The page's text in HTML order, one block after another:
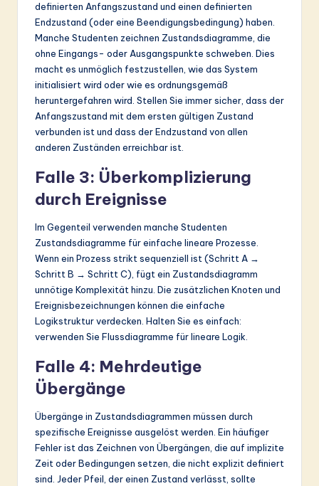
definierten Anfangszustand und einen definierten
Endzustand (oder eine Beendigungsbedingung) haben.
Manche Studenten zeichnen Zustandsdiagramme, die
ohne Eingangs- oder Ausgangspunkte schweben. Dies
macht es unmöglich festzustellen, wie das System
initialisiert wird oder wie es ordnungsgemäß
heruntergefahren wird. Stellen Sie immer sicher, dass der
Anfangszustand mit dem ersten gültigen Zustand
verbunden ist und dass der Endzustand von allen
anderen Zuständen erreichbar ist.
Falle 3: Überkomplizierung
durch Ereignisse
Im Gegenteil verwenden manche Studenten
Zustandsdiagramme für einfache lineare Prozesse.
Wenn ein Prozess strikt sequenziell ist (Schritt A →
Schritt B → Schritt C), fügt ein Zustandsdiagramm
unnötige Komplexität hinzu. Die zusätzlichen Knoten und
Ereignisbezeichnungen können die einfache
Logikstruktur verdecken. Halten Sie es einfach:
verwenden Sie Flussdiagramme für lineare Logik.
Falle 4: Mehrdeutige
Übergänge
Übergänge in Zustandsdiagrammen müssen durch
spezifische Ereignisse ausgelöst werden. Ein häufiger
Fehler ist das Zeichnen von Übergängen, die auf implizite
Zeit oder Bedingungen setzen, die nicht explizit definiert
sind. Jeder Pfeil, der einen Zustand verlässt, sollte